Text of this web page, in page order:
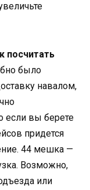
посчитать
было
навалом,
если вы берете
придется
44 мешка —
Возможно,
или